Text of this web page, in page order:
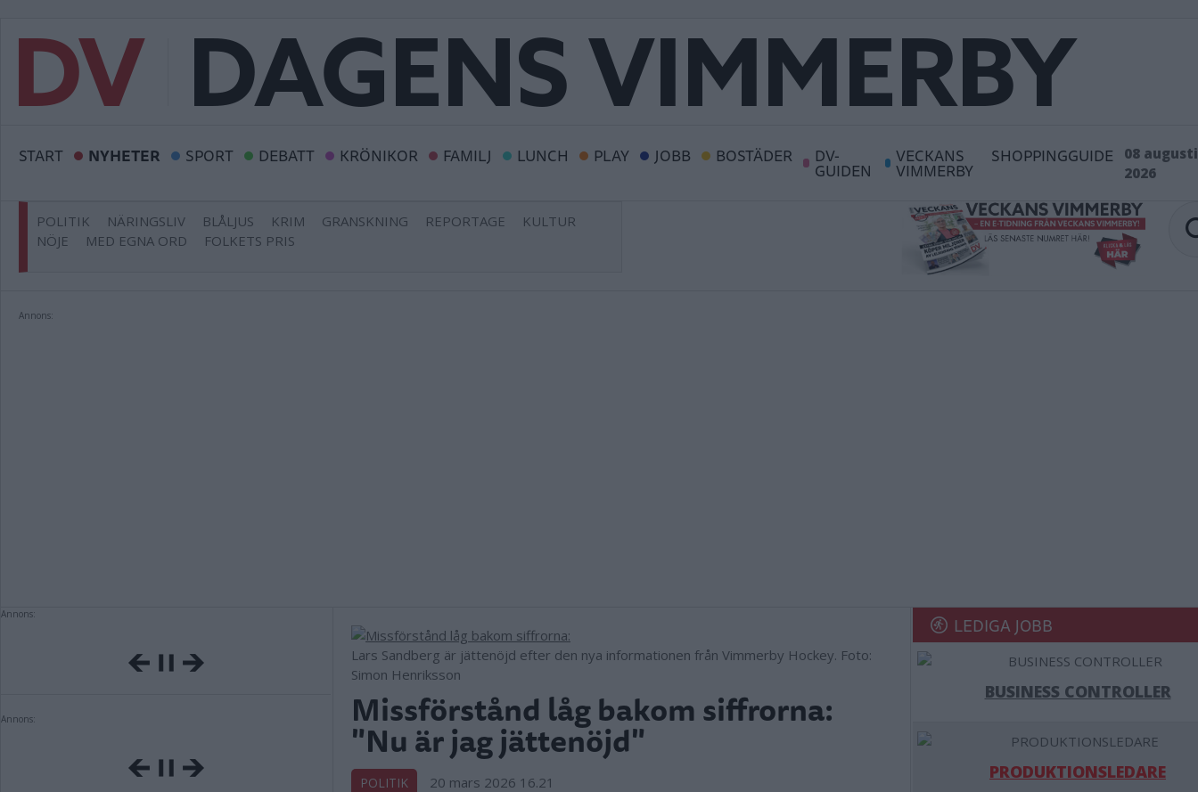
START NYHETER SPORT DEBATT KRÖNIKOR FAMILJ LUNCH PLAY JOBB BOSTÄDER DV-
GUIDEN
VECKANS
VIMMERBY
SHOPPINGGUIDE
08 augusti
2026
POLITIK NÄRINGSLIV BLÅLJUS KRIM GRANSKNING REPORTAGE
KULTUR
NÖJE
MED EGNA ORD FOLKETS PRIS
Annons:
Annons:
Annons:
Lars Sandberg är jättenöjd efter den nya informationen från Vimmerby Hockey. Foto:
Simon Henriksson
Missförstånd låg bakom siffrorna:
"Nu är jag jättenöjd"
POLITIK 20 mars 2026 16.21
LEDIGA JOBB
BUSINESS CONTROLLER
PRODUKTIONSLEDARE